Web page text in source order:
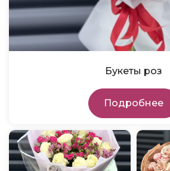
Букеты роз
Подробнее